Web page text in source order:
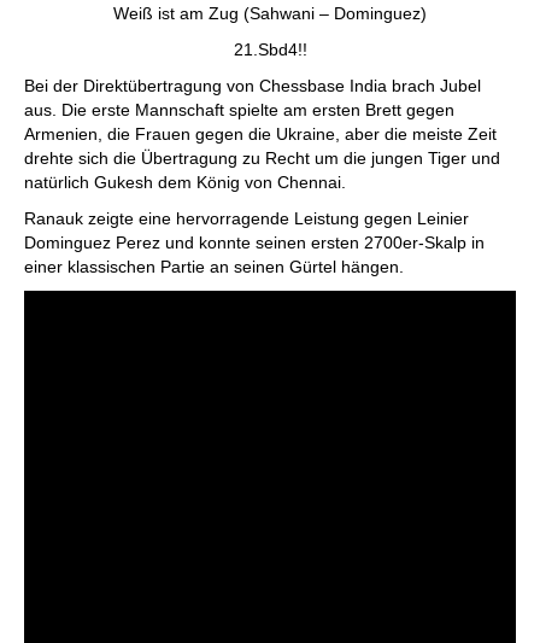
Weiß ist am Zug (Sahwani – Dominguez)
21.Sbd4!!
Bei der Direktübertragung von Chessbase India brach Jubel
aus. Die erste Mannschaft spielte am ersten Brett gegen
Armenien, die Frauen gegen die Ukraine, aber die meiste Zeit
drehte sich die Übertragung zu Recht um die jungen Tiger und
natürlich Gukesh dem König von Chennai.
Ranauk zeigte eine hervorragende Leistung gegen Leinier
Dominguez Perez und konnte seinen ersten 2700er-Skalp in
einer klassischen Partie an seinen Gürtel hängen.